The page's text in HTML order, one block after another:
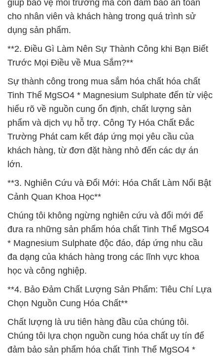
giúp bảo vệ môi trường mà còn đảm bảo an toàn
cho nhân viên và khách hàng trong quá trình sử
dụng sản phẩm.
**2. Điều Gì Làm Nên Sự Thành Công khi Bạn Biết
Trước Mọi Điều về Mua Sắm?**
Sự thành công trong mua sắm hóa chất hóa chất
Tinh Thể MgSO4 * Magnesium Sulphate đến từ việc
hiểu rõ về nguồn cung ổn định, chất lượng sản
phẩm và dịch vụ hỗ trợ. Công Ty Hóa Chất Đắc
Trường Phát cam kết đáp ứng mọi yêu cầu của
khách hàng, từ đơn đặt hàng nhỏ đến các dự án
lớn.
**3. Nghiên Cứu và Đổi Mới: Hóa Chất Làm Nổi Bật
Cảnh Quan Khoa Học**
Chúng tôi không ngừng nghiên cứu và đổi mới để
đưa ra những sản phẩm hóa chất Tinh Thể MgSO4
* Magnesium Sulphate độc đáo, đáp ứng nhu cầu
đa dạng của khách hàng trong các lĩnh vực khoa
học và công nghiệp.
**4. Bảo Đảm Chất Lượng Sản Phẩm: Tiêu Chí Lựa
Chọn Nguồn Cung Hóa Chất**
Chất lượng là ưu tiên hàng đầu của chúng tôi.
Chúng tôi lựa chọn nguồn cung hóa chất uy tín để
đảm bảo sản phẩm hóa chất Tinh Thể MgSO4 *